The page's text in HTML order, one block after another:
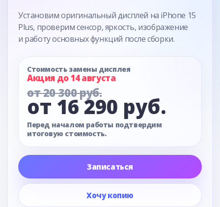
Установим оригинальный дисплей на iPhone 15
Plus, проверим сенсор, яркость, изображение
и работу основных функций после сборки.
Стоимость замены дисплея
Акция до 14 августа
от 20 300 руб.
от 16 290 руб.
Перед началом работы подтвердим
итоговую стоимость.
Записаться
Хочу копию